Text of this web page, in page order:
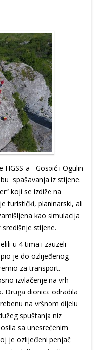
HGSS-a Gospić i Ogulin
spašavanja iz stijene.
koji se izdiže na
turistički, planinarski, ali
kao simulacija
stijene.
u 4 tima i zauzeli
je do ozlijeđenog
za transport.
izvlačenje na vrh
Druga dionica odradila
na vršnom dijelu
spuštanja niz
sa unesrećenim
je ozlijeđeni penjač